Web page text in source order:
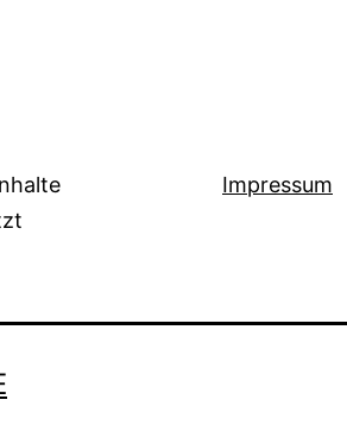
Impressum